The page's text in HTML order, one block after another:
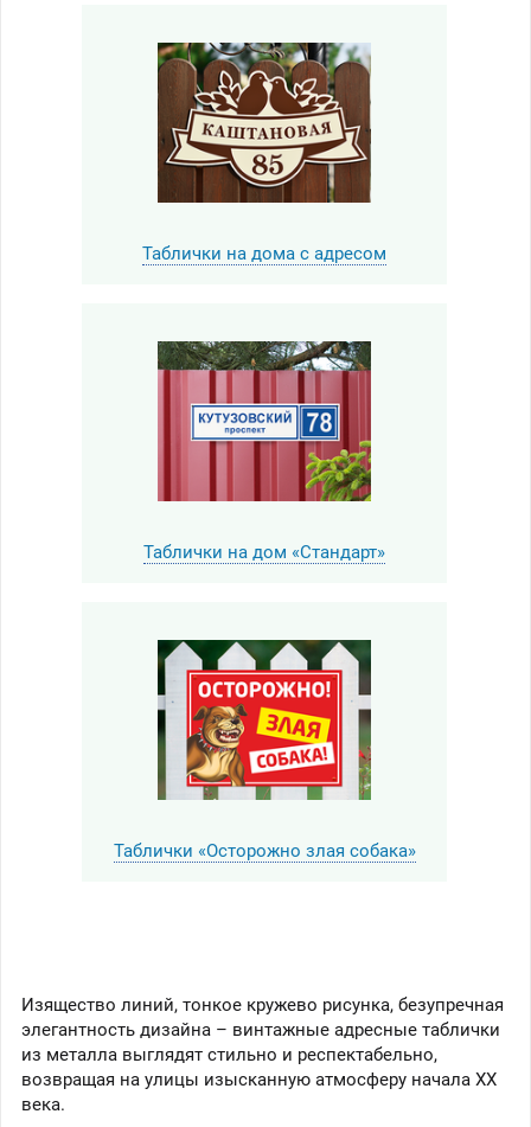
Таблички на дома с адресом
Таблички на дом «Стандарт»
Таблички «Осторожно злая собака»
Изящество линий, тонкое кружево рисунка, безупречная
элегантность дизайна – винтажные адресные таблички
из металла выглядят стильно и респектабельно,
возвращая на улицы изысканную атмосферу начала ХХ
века.